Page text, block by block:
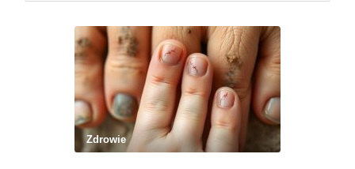
dostępna dla …
Zdrowie